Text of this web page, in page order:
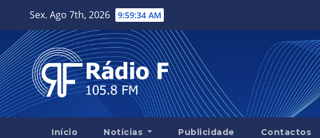
content
Sex. Ago 7th, 2026 9:59:35 AM
Início Notícias Publicidade Contactos